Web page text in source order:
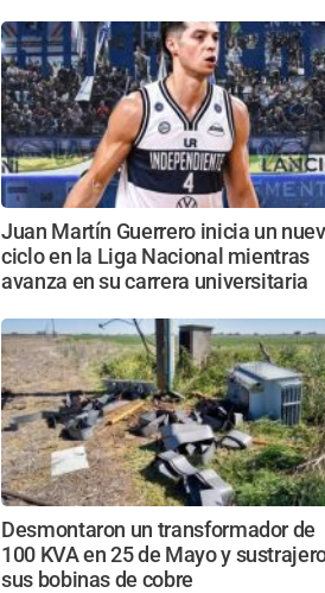
Juan Martín Guerrero inicia un
ciclo en la Liga Nacional mientras
avanza en su carrera universitaria
Desmontaron un transformador de
100 KVA en 25 de Mayo y
sus bobinas de cobre